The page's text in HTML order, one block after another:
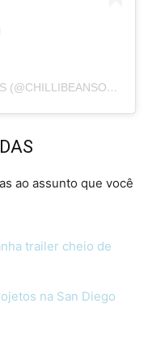
A POST SHARED BY CHILLI BEANS (@CHILLIBEANSOFICIAL)
ao assunto que você
trailer cheio de
na San Diego